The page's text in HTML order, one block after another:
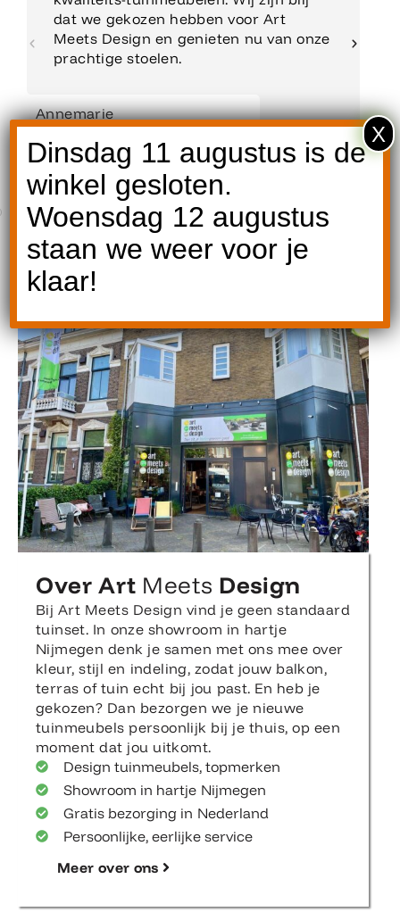
dat we gekozen hebben voor Art
Meets Design en genieten nu van onze
prachtige stoelen.
Annemarie
Klant
Over Art Meets Design
Bij Art Meets Design vind je geen standaard
tuinset. In onze showroom in hartje
Nijmegen denk je samen met ons mee over
kleur, stijl en indeling, zodat jouw balkon,
terras of tuin echt bij jou past. En heb je
gekozen? Dan bezorgen we je nieuwe
tuinmeubels persoonlijk bij je thuis, op een
moment dat jou uitkomt.
Design tuinmeubels, topmerken
Showroom in hartje Nijmegen
Gratis bezorging in Nederland
Persoonlijke, eerlijke service
Meer over ons
Dinsdag 11 augustus is de
winkel gesloten.
Woensdag 12 augustus
staan we weer voor je
klaar!
X